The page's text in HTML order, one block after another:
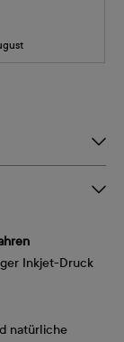
Inkjet-Druck
natürliche